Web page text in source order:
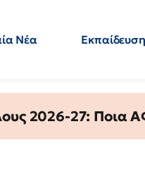
Νέα Εκπαίδευση
2026-27: Ποια